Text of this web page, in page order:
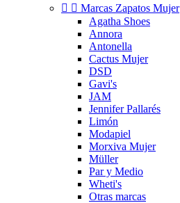
  Marcas Zapatos Mujer
Agatha Shoes
Annora
Antonella
Cactus Mujer
DSD
Gavi's
JAM
Jennifer Pallarés
Limón
Modapiel
Morxiva Mujer
Müller
Par y Medio
Wheti's
Otras marcas